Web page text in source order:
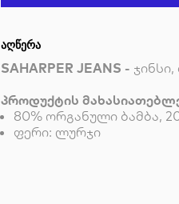
ᲐᲦᲬᲔᲠᲐ
SAHARPER JEANS -
პროდუქტის
80% ორგანული ბამბა,
ფერი: ლურჯი